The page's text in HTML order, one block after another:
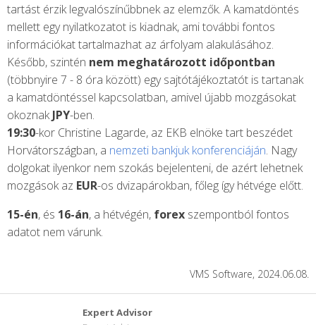
tartást érzik legvalószínűbbnek az elemzők. A kamatdöntés
mellett egy nyilatkozatot is kiadnak, ami további fontos
információkat tartalmazhat az árfolyam alakulásához.
Később, szintén nem meghatározott időpontban
(többnyire 7 - 8 óra között) egy sajtótájékoztatót is tartanak
a kamatdöntéssel kapcsolatban, amivel újabb mozgásokat
okoznakJPY-ben.
19:30-kor Christine Lagarde, az EKB elnöke tart beszédet
Horvátországban, a nemzeti bankjuk konferenciáján. Nagy
dolgokat ilyenkor nem szokás bejelenteni, de azért lehetnek
mozgások az EUR-os dvizapárokban, főleg így hétvége előtt.
15-én, és 16-án, a hétvégén, forex szempontból fontos
adatot nem várunk.
VMS Software, 2024.06.08.
Expert Advisor